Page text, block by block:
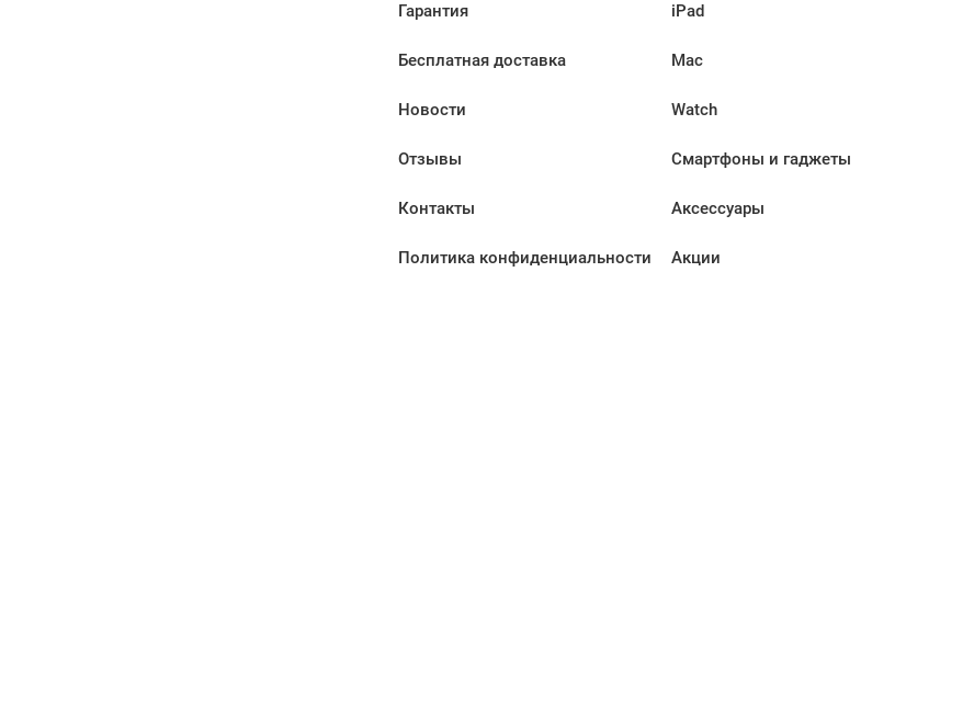
Гарантия
Бесплатная доставка
Новости
Отзывы
Контакты
Политика конфиденциальности
iPad
Mac
Watch
Смартфоны и гаджеты
Аксессуары
Акции